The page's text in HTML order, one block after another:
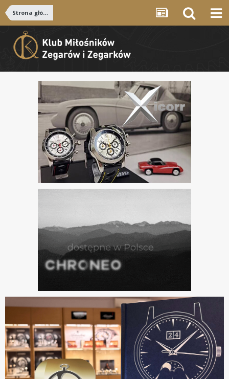
Strona główna